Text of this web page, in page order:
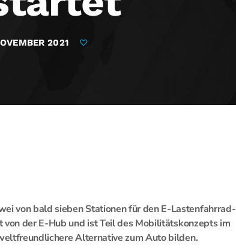
2021
von bald sieben Stationen für den E-Lastenfahrrad-
der E-Hub und ist Teil des Mobilitätskonzepts im
Alternative zum Auto bilden.